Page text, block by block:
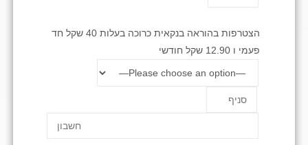
הצטרפות בהוראה בנקאית כרוכה בעלות 40 שקל חד
פעמי ו 12.90 שקל חודשי